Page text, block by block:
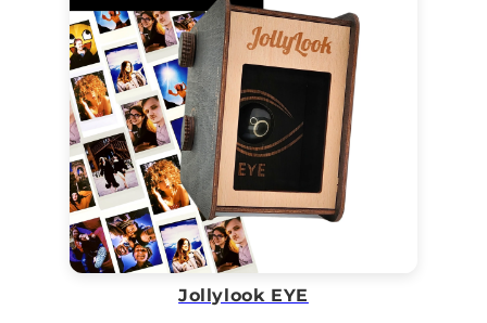
Jollylook EYE